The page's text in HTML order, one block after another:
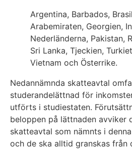
Argentina, Barbados,
Arabemiraten, Georgien,
Nederländerna, Pakistan,
Sri Lanka, Tjeckien,
Vietnam och Österrike.
Nedannämnda skatteavtal
studerandelättnad för
utförts i studiestaten.
beloppen på lättnaden avviker
skatteavtal som nämnts i
och de ska alltid granskas från